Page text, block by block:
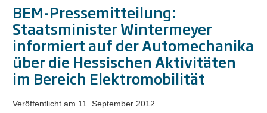
BEM-Pressemitteilung:
Staatsminister Wintermeyer
informiert auf der Automechanika
über die Hessischen Aktivitäten
im Bereich Elektromobilität
Veröffentlicht am 11. September 2012